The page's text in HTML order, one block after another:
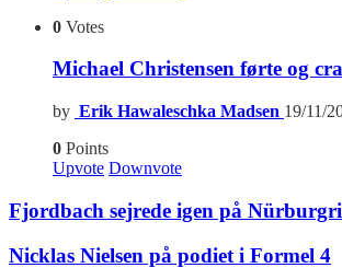
0 Votes
Michael Christensen førte og
by Erik Hawaleschka Madsen 19/11/
0 Points
Upvote Downvote
Fjordbach sejrede igen på
Nicklas Nielsen på podiet i Formel 4